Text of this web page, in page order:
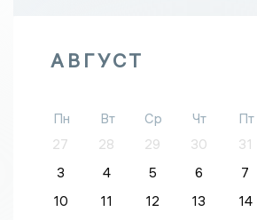
АВГУСТ
Пн Вт Ср Чт Пт
27
28 29 30 31
3
4 5 6 7
10
11 12 13 14